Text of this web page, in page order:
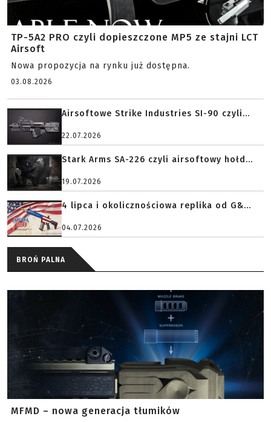
TP-5A2 PRO czyli dopieszczone MP5 ze stajni LCT
Airsoft
Nowa propozycja na rynku już dostępna.
03.08.2026
Airsoftowe Strike Industries SI-90 czyli...
22.07.2026
Stark Arms SA-226 czyli airsoftowy hołd...
19.07.2026
4 lipca i okolicznościowa replika od G&...
04.07.2026
BROŃ PALNA
MFMD – nowa generacja tłumików